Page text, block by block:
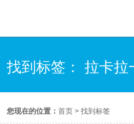
找到标签： 拉卡拉
您现在的位置：首页 >找到标签